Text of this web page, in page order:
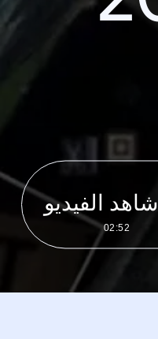
شاهد الفيديو
02:52